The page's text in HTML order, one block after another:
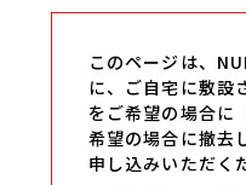
このページは、
に、ご自宅に敷設
をご希望の場合に
希望の場合に撤去
申し込みいただく